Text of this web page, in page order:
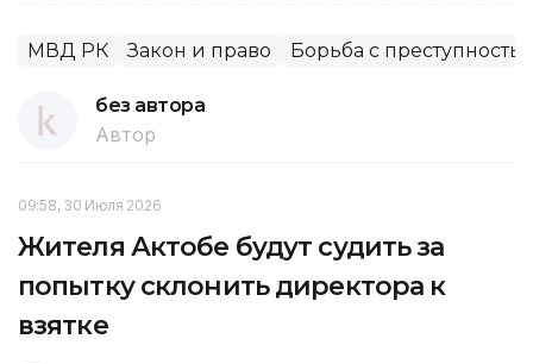
МВД РК Закон и право Борьба с
без автора
Автор
09:58, 30 Июля 2026
Жителя Актобе будут судить за
попытку склонить директора к
взятке